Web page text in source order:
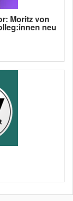
Moritz von
neu